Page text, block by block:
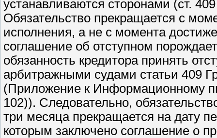
устанавливаются сторонами (ст.
Обязательство прекращается с
исполнения, а не с момента
соглашение об отступном
обязанность кредитора принять
арбитражными судами статьи 409
(Приложение к Информационному
102)). Следовательно,
три месяца прекращается на дату
которым заключено соглашение о